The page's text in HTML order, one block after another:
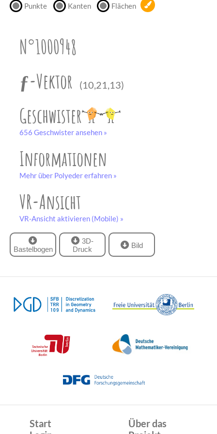
Punkte Kanten Flächen
N°1000948
ƒ-Vektor
(10,21,13)
Geschwister
656 Geschwister ansehen »
Informationen
Mehr über Polyeder erfahren »
VR-Ansicht
VR-Ansicht aktivieren (Mobile) »
Bastelbogen
Bastelbogen
3D-
Druck
unserem
Bild
Start
Über das